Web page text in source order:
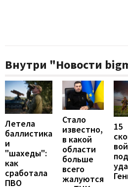
Внутри "Новости
Летела
баллистика
и
"шахеды":
как
сработала
ПВО
Стало
известно,
в какой
области
больше
всего
жалуются
15